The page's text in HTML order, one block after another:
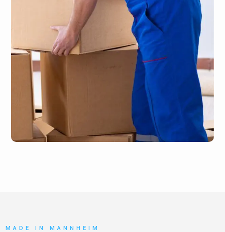
MADE IN MANNHEIM